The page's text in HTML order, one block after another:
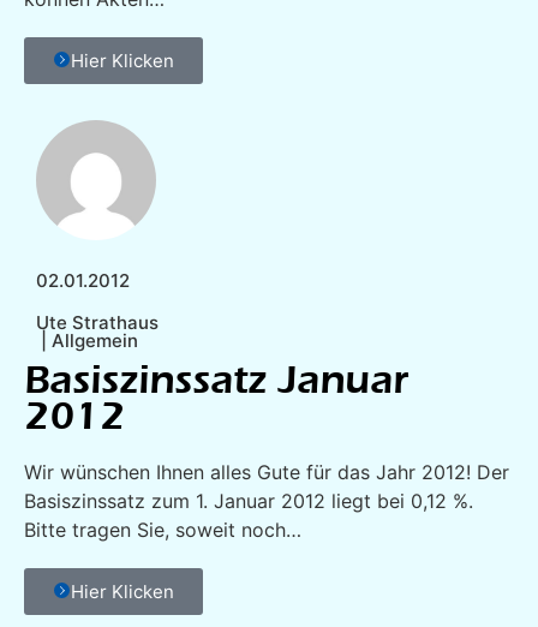
Hier Klicken
02.01.2012
Ute Strathaus
Allgemein
Basiszinssatz Januar
2012
Wir wünschen Ihnen alles Gute für das Jahr 2012! Der
Basiszinssatz zum 1. Januar 2012 liegt bei 0,12 %.
Bitte tragen Sie, soweit noch…
Hier Klicken